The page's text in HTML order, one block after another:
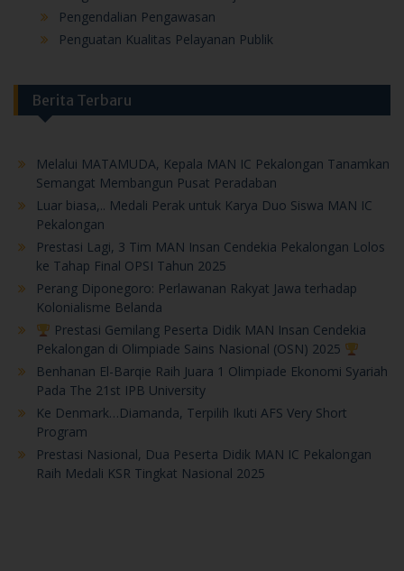
Pengendalian Pengawasan
Penguatan Kualitas Pelayanan Publik
Berita Terbaru
Melalui MATAMUDA, Kepala MAN IC Pekalongan Tanamkan
Semangat Membangun Pusat Peradaban
Luar biasa,.. Medali Perak untuk Karya Duo Siswa MAN IC
Pekalongan
Prestasi Lagi, 3 Tim MAN Insan Cendekia Pekalongan Lolos
ke Tahap Final OPSI Tahun 2025
Perang Diponegoro: Perlawanan Rakyat Jawa terhadap
Kolonialisme Belanda
Prestasi Gemilang Peserta Didik MAN Insan Cendekia
Pekalongan di Olimpiade Sains Nasional (OSN) 2025
Benhanan El-Barqie Raih Juara 1 Olimpiade Ekonomi Syariah
Pada The 21st IPB University
Ke Denmark…Diamanda, Terpilih Ikuti AFS Very Short
Program
Prestasi Nasional, Dua Peserta Didik MAN IC Pekalongan
Raih Medali KSR Tingkat Nasional 2025